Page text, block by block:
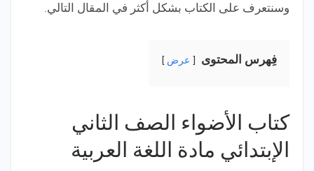
وسنتعرف على الكتاب بشكل أكثر في المقال التالي.
فِهرس المحتوى عرض
كتاب الأضواء الصف الثاني
الإبتدائي مادة اللغة العربية